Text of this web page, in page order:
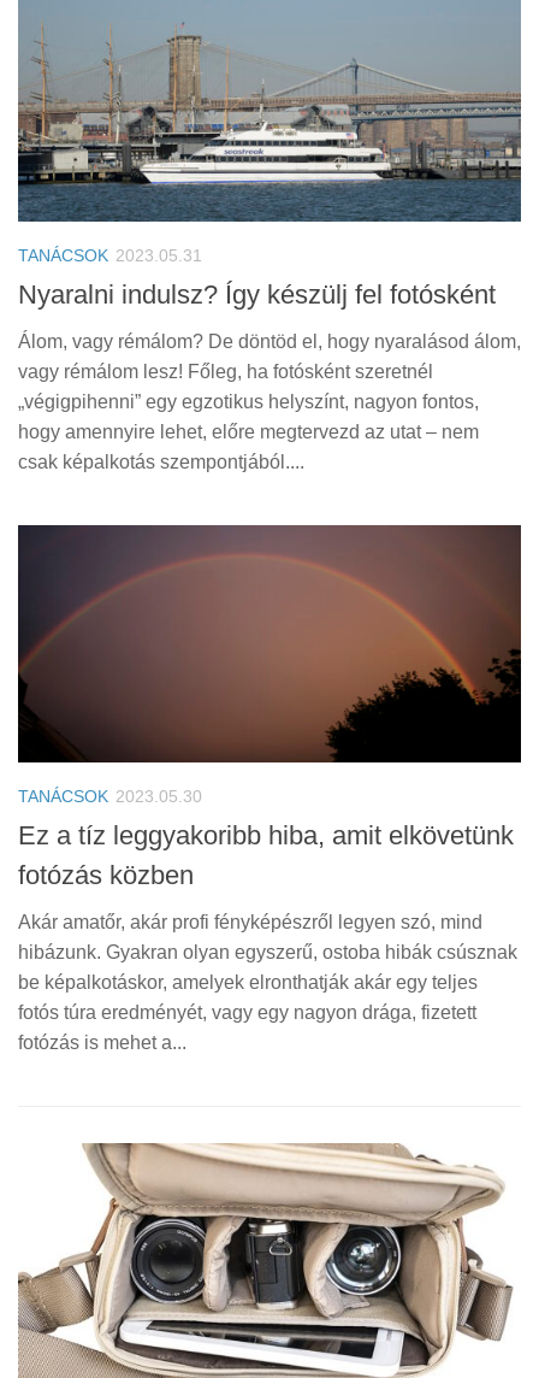
TANÁCSOK 2023.05.31
Nyaralni indulsz? Így készülj fel fotósként
Álom, vagy rémálom? De döntöd el, hogy nyaralásod álom,
vagy rémálom lesz! Főleg, ha fotósként szeretnél
„végigpihenni” egy egzotikus helyszínt, nagyon fontos,
hogy amennyire lehet, előre megtervezd az utat – nem
csak képalkotás szempontjából....
TANÁCSOK 2023.05.30
Ez a tíz leggyakoribb hiba, amit elkövetünk
fotózás közben
Akár amatőr, akár profi fényképészről legyen szó, mind
hibázunk. Gyakran olyan egyszerű, ostoba hibák csúsznak
be képalkotáskor, amelyek elronthatják akár egy teljes
fotós túra eredményét, vagy egy nagyon drága, fizetett
fotózás is mehet a...